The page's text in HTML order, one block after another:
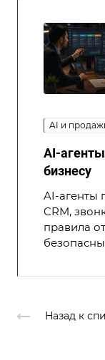
AI и
AI-
бизнесу
AI-агенты
CRM,
правила
Назад к